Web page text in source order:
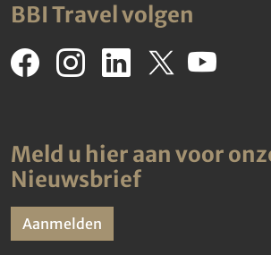
BBI Travel volgen
Meld u hier aan voor
Nieuwsbrief
Aanmelden